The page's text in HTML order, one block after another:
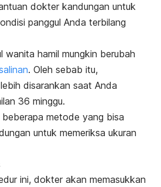
dokter kandungan untuk
panggul Anda terbilang
wanita hamil mungkin berubah
. Oleh sebab itu,
disarankan saat Anda
36 minggu.
beberapa metode yang bisa
untuk memeriksa ukuran
ini, dokter akan memasukkan